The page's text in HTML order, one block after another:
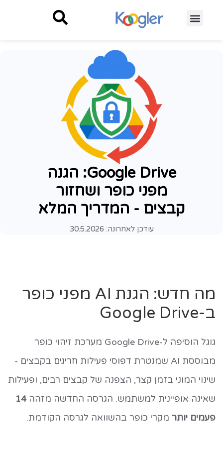
Google Drive: הגנה
מפני כופר ושחזור
קבצים - המדריך המלא
עודכן לאחרונה: 30.5.2026
מה חדש: הגנת AI מפני כופר
ב-Google Drive
גוגל הוסיפה ל-Google Drive מערכת זיהוי כופר
מבוססת AI שמנטרת דפוסי פעילות חריגים בקבצים -
שינוי המוני בזמן קצר, הצפנה של קבצים רבים, ופעילות
שאינה אופיינית למשתמש. הגרסה החדשה מזהה14
פעמים יותר מקרי כופר בהשוואה לגרסה הקודמת.